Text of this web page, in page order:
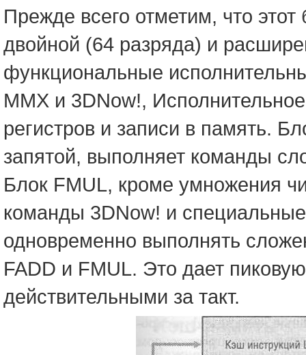
Прежде всего отметим, что
двойной (64 разряда) и
функциональные
ММХ и 3DNow!, Исполнительное
регистров и записи в память.
запятой, выполняет команды
Блок FMUL, кроме умножения
команды 3DNow! и
одновременно выполнять
FADD и FMUL. Это дает
действительными за такт.